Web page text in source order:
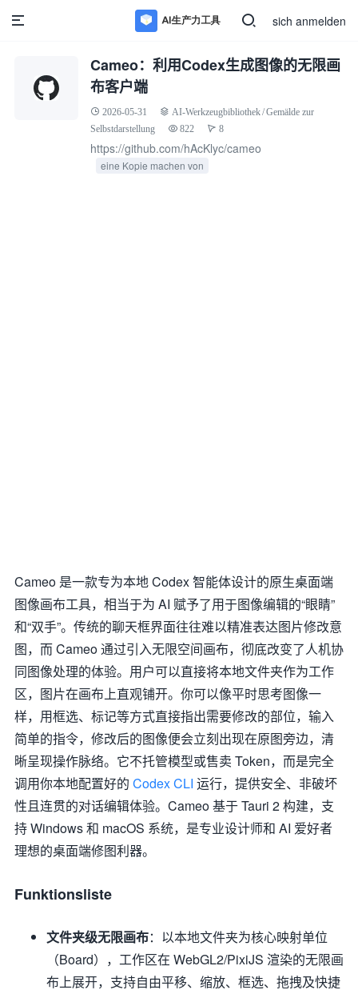
sich anmelden
Cameo：利用Codex生成图像的无限画
布客户端
2026-05-31 AI-Werkzeugbibliothek/Gemälde zur
Selbstdarstellung
822 8
https://github.com/hAcKlyc/cameo
eine Kopie machen von
Cameo 是一款专为本地 Codex 智能体设计的原生桌面端
图像画布工具，相当于为 AI 赋予了用于图像编辑的“眼睛”
和“双手”。传统的聊天框界面往往难以精准表达图片修改意
图，而 Cameo 通过引入无限空间画布，彻底改变了人机协
同图像处理的体验。用户可以直接将本地文件夹作为工作
区，图片在画布上直观铺开。你可以像平时思考图像一
样，用框选、标记等方式直接指出需要修改的部位，输入
简单的指令，修改后的图像便会立刻出现在原图旁边，清
晰呈现操作脉络。它不托管模型或售卖 Token，而是完全
调用你本地配置好的 Codex CLI 运行，提供安全、非破坏
性且连贯的对话编辑体验。Cameo 基于 Tauri 2 构建，支
持 Windows 和 macOS 系统，是专业设计师和 AI 爱好者
理想的桌面端修图利器。
Funktionsliste
文件夹级无限画布：以本地文件夹为核心映射单位
（Board），工作区在 WebGL2/PixiJS 渲染的无限画
布上展开，支持自由平移、缩放、框选、拖拽及快捷